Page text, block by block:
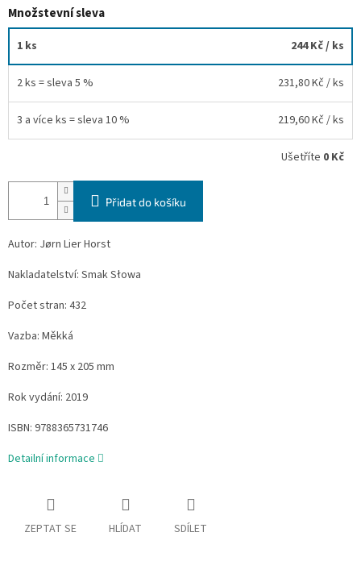
Množstevní sleva
1 ks 244 Kč/ ks
2 ks = sleva 5 % 231,80 Kč / ks
3 a více ks = sleva 10 % 219,60 Kč / ks
Ušetříte 0 Kč
Přidat do košíku
Autor: Jørn Lier Horst
Nakladatelství: Smak Słowa
Počet stran: 432
Vazba: Měkká
Rozměr: 145 x 205 mm
Rok vydání: 2019
ISBN: 9788365731746
Detailní informace
ZEPTAT SE HLÍDAT SDÍLET